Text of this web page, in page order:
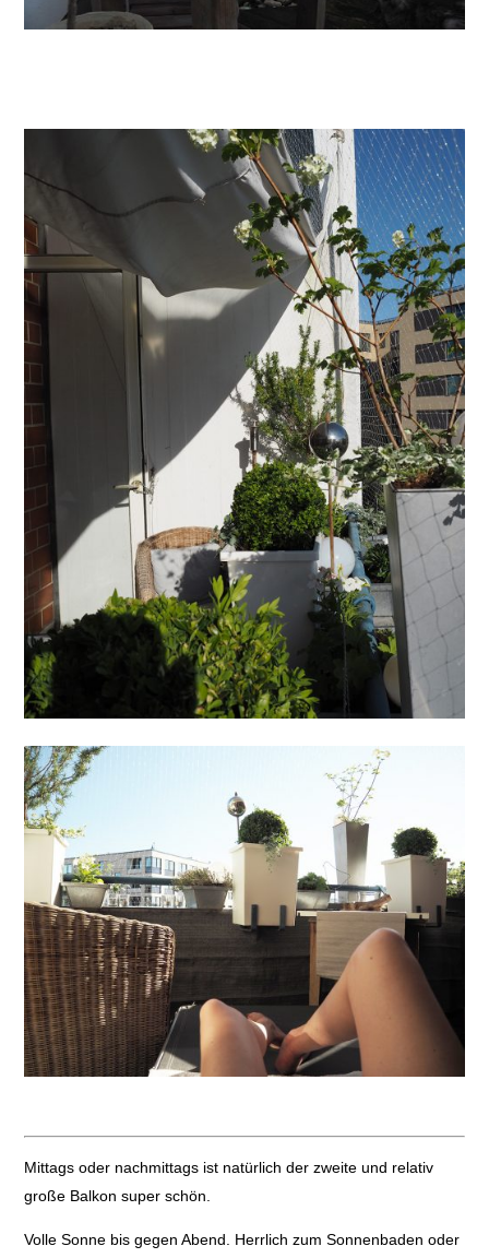
Mittags oder nachmittags ist natürlich der zweite und relativ
große Balkon super schön.
Volle Sonne bis gegen Abend. Herrlich zum Sonnenbaden oder